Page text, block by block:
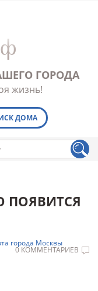
ГОРОДА
жизнь!
ДОМА
ПОЯВИТСЯ
города Москвы
0 КОММЕНТАРИЕВ